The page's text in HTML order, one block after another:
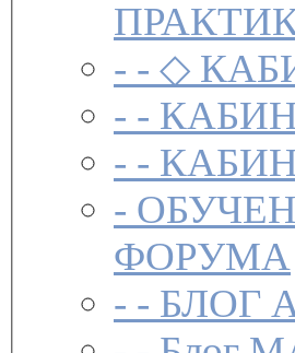
- - ◇
- -
- -
-
ФОРУМА
- - БЛОГ